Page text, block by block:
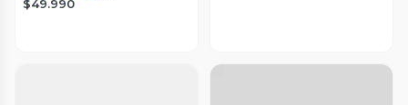
$49.990